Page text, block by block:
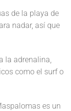
de la playa de
nadar, así que
la adrenalina,
como el surf o
es un